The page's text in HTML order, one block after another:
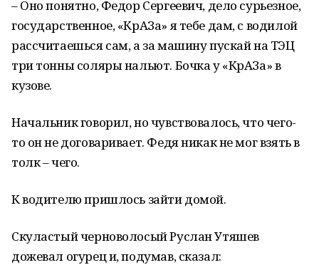
– Оно понятно, Федор Сергеевич, дело сурьезное,
государственное, «КрАЗа» я тебе дам, с водилой
рассчитаешься сам, а за машину пускай на ТЭЦ
три тонны соляры нальют. Бочка у «КрАЗа» в
кузове.
Начальник говорил, но чувствовалось, что чего-
то он не договаривает. Федя никак не мог взять в
толк – чего.
К водителю пришлось зайти домой.
Скуластый черноволосый Руслан Утяшев
дожевал огурец и, подумав, сказал: